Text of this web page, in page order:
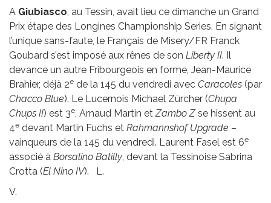
A Giubiasco, au Tessin, avait lieu ce dimanche un Grand
Prix étape des Longines Championship Series. En signant
l’unique sans-faute, le Français de Misery/FR Franck
Goubard s’est imposé aux rênes de son Liberty II. Il
devance un autre Fribourgeois en forme, Jean-Maurice
Brahier, déjà 2e de la 145 du vendredi avec Caracoles (par
Chacco Blue). Le Lucernois Michael Zürcher (Chupa
Chups II) est 3e, Arnaud Martin etZambo Zse hissent au
4e devant Martin Fuchs et Rahmannshof Upgrade –
vainqueurs de la 145 du vendredi. Laurent Fasel est 6e
associé à Borsalino Batilly, devant la Tessinoise Sabrina
Crotta (El Nino IV). L.
V.